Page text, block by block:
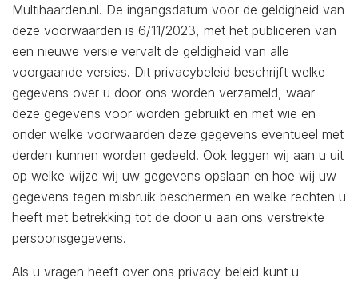
Multihaarden.nl. De ingangsdatum voor de geldigheid van
deze voorwaarden is 6/11/2023, met het publiceren van
een nieuwe versie vervalt de geldigheid van alle
voorgaande versies. Dit privacybeleid beschrijft welke
gegevens over u door ons worden verzameld, waar
deze gegevens voor worden gebruikt en met wie en
onder welke voorwaarden deze gegevens eventueel met
derden kunnen worden gedeeld. Ook leggen wij aan u uit
op welke wijze wij uw gegevens opslaan en hoe wij uw
gegevens tegen misbruik beschermen en welke rechten u
heeft met betrekking tot de door u aan ons verstrekte
persoonsgegevens.
Als u vragen heeft over ons privacy-beleid kunt u